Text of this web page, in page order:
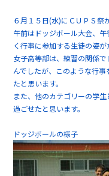
６月１５日(水)にＣＵＰＳ祭
午前はドッジボール大会、
く行事に参加する生徒の姿が
女子高等部は、練習の関係
んでしたが、このような行
たと思います。
また、他のカテゴリーの学
過ごせたと思います。
ドッジボールの様子